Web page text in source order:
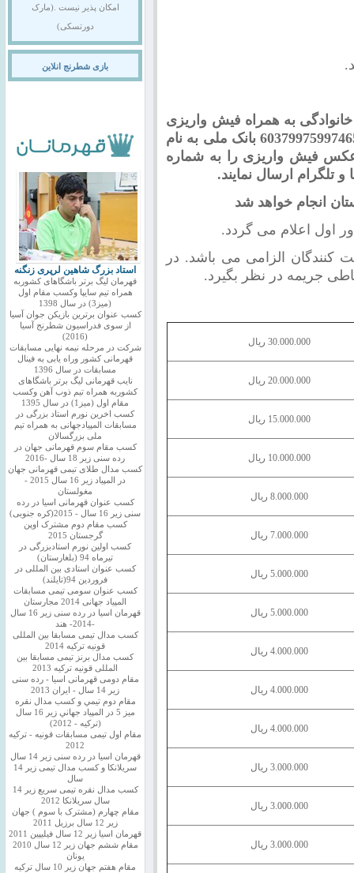
خانوادگی به همراه فیش واریزی
به مبلغ 200.000 تومان را به شماره کارت 6037997599746535 بانک ملی به نام
عکس فیش واریزی را به شماره
انجام خواهد شد
کنندگان الزامی می باشد. در
جریمه در نظر بگیرد.
30.000.000 ریال
20.000.000 ریال
15.000.000 ریال
10.000.000 ریال
8.000.000 ریال
7.000.000 ریال
5.000.000 ریال
5.000.000 ریال
4.000.000 ریال
4.000.000 ریال
4.000.000 ریال
3.000.000 ریال
3.000.000 ریال
3.000.000 ریال
امکان پذیر نیست .(مارک
دورتسکی)
بازی شطرنج انلاین
استاد بزرگ شاهین لرپری زنگنه
قهرمان لیگ برتر باشگاهای کشوربه
همراه تیم سایپا وکسب مقام اول
(میز3) در سال 1398
کسب عنوان برترین بازیکن جوان آسیا
از سوی فدراسیون شطرنج آسیا
(2016)
شرکت در مرحله نیمه نهایی مسابقات
قهرمانی کشور وراه یابی به فینال
مسابقات در سال 1396
نایب قهرمانی لیگ برتر باشگاهای
کشوربه همراه تیم ذوب آهن وکسب
مقام اول (میز1) در سال 1395
کسب اخرین نورم استاد بزرگی در
مسابقات المپیادجهانی به همراه تیم
ملی بزرگسالان
کسب مقام سوم قهرمانی جهان در
رده سنی زیر 18 سال -2016
کسب مدال طلای تیمی قهرمانی جهان
در المپیاد زیر 16 سال 2015 -
مغولستان
کسب عنوان قهرمانی اسیا در رده
سنی زیر 16 سال - 2015(کره جنوبی)
کسب مقام دوم مشترک اوپن
گرجستان 2015
کسب اولین نورم استادبزرگی در
تیرماه 94 (بلغارستان)
کسب عنوان استادی بین المللی در
فروردین 94(تایلند)
کسب عنوان سومی تیمی مسابقات
المپیاد جهانی 2014 مجارستان
قهرمان اسیا در رده سنی زیر 16 سال
-2014- هند
کسب مدال تیمی مسابقا بین المللی
قونیه ترکیه 2014
کسب مدال برنز تیمی مسابقا بین
المللی قونیه ترکیه 2013
مقام دومی قهرمانی اسیا - رده سنی
زیر 14 سال - ایران 2013
مقام دوم تيمي و كسب مدال نقره
ميز 5 در المپياد جهاني زير 16 سال
(تركيه - 2012)
مقام اول تیمی مسابقات قونیه - ترکیه
2012
قهرمان اسیا در رده سنی زیر 14 سال
سريلانكا و کسب مدال تیمی زیر 14
سال
کسب مدال نقره تیمی سریع زیر 14
سال سریلانکا 2012
مقام چهارم (مشترک با سوم ) جهان
زیر 12 سال برزیل 2011
قهرمان اسيا زير 12 سال فیلیپین 2011
مقام ششم جهان زیر 12 سال 2010
یونان
مقام هفتم جهان زیر 10 سال ترکیه